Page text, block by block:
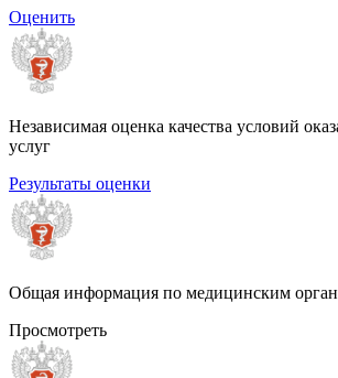
Нажимая на кнопку я даю согласие на
Оценить
Независимая оценка качества условий
услуг
Результаты оценки
Общая информация по медицинским
Просмотреть